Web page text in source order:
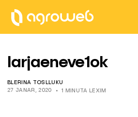
larjaeneve1ok
BLERINA TOSLLUKU
27 JANAR, 2020
1 MINUTA LEXIM